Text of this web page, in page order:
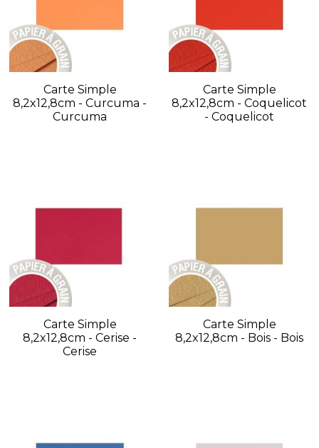
Carte Simple
8,2x12,8cm - Curcuma -
Curcuma
Carte Simple
8,2x12,8cm - Coquelicot
- Coquelicot
Carte Simple
8,2x12,8cm - Cerise -
Cerise
Carte Simple
8,2x12,8cm - Bois - Bois